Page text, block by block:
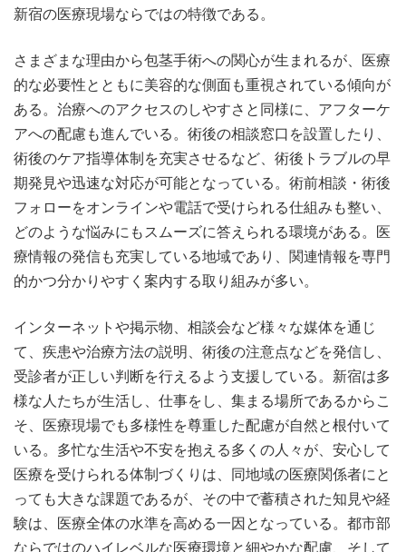
新宿の医療現場ならではの特徴である。
さまざまな理由から包茎手術への関心が生まれるが、医療
的な必要性とともに美容的な側面も重視されている傾向が
ある。治療へのアクセスのしやすさと同様に、アフターケ
アへの配慮も進んでいる。術後の相談窓口を設置したり、
術後のケア指導体制を充実させるなど、術後トラブルの早
期発見や迅速な対応が可能となっている。術前相談・術後
フォローをオンラインや電話で受けられる仕組みも整い、
どのような悩みにもスムーズに答えられる環境がある。医
療情報の発信も充実している地域であり、関連情報を専門
的かつ分かりやすく案内する取り組みが多い。
インターネットや掲示物、相談会など様々な媒体を通じ
て、疾患や治療方法の説明、術後の注意点などを発信し、
受診者が正しい判断を行えるよう支援している。新宿は多
様な人たちが生活し、仕事をし、集まる場所であるからこ
そ、医療現場でも多様性を尊重した配慮が自然と根付いて
いる。多忙な生活や不安を抱える多くの人々が、安心して
医療を受けられる体制づくりは、同地域の医療関係者にと
っても大きな課題であるが、その中で蓄積された知見や経
験は、医療全体の水準を高める一因となっている。都市部
ならではのハイレベルな医療環境と細やかな配慮、そして